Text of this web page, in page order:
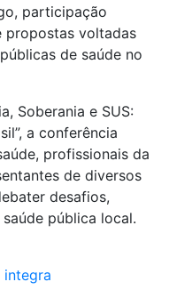
participação
propostas voltadas
de saúde no
Soberania e SUS:
a conferência
profissionais da
de diversos
desafios,
pública local.
integra